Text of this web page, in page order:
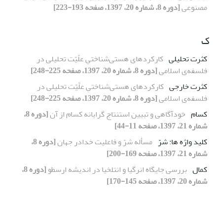
مصنوعی[دوره 8، شماره 20، 1397، صفحه 193-223]
ک
کثرت تحلیلی کارکردهای هستی‌شناختیِ علّیّت تحلیلی در
فلسفه‌ی اسلامی[دوره 8، شماره 20، 1397، صفحه 225-248]
کثرت خارجی کارکردهای هستی‌شناختیِ علّیّت تحلیلی در
فلسفه‌ی اسلامی[دوره 8، شماره 20، 1397، صفحه 225-248]
کسام خودآگاهی و تبیین استنتاج گرایانه کسام از آن
[دوره 8،
شماره 21، 1397، صفحه 11-44]
کلید واژه ها: شرّ مسأله شرّ و فاعلیت خدادر جهان
[دوره 8،
شماره 21، 1397، صفحه 169-200]
کمال بررسی جایگاه انرگیا و انتلخیا در اندیشه ارسطو
[دوره 8،
شماره 20، 1397، صفحه 145-170]